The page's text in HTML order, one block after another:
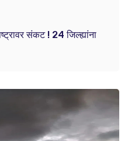
संकट ! 24 जिल्ह्यांना